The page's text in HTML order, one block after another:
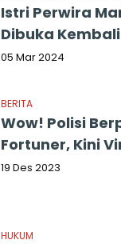
Istri Perwira
Dibuka Kembali
05 Mar 2024
BERITA
Wow! Polisi
Fortuner, Kini
19 Des 2023
HUKUM